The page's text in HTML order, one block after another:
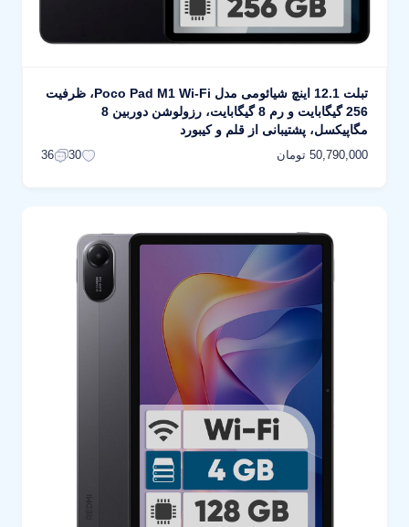
تبلت 12.1 اینچ شیائومی مدل Poco Pad M1 Wi-Fi، ظرفیت
256 گیگابایت و رم 8 گیگابایت، رزولوشن دوربین 8
مگاپیکسل، پشتیبانی از قلم و کیبورد
50,790,000 تومان 30
36